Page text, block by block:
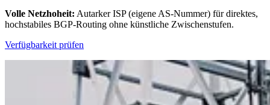
Volle Netzhoheit: Autarker ISP (eigene AS-Nummer) für direktes,
hochstabiles BGP-Routing ohne künstliche Zwischenstufen.
Verfügbarkeit prüfen